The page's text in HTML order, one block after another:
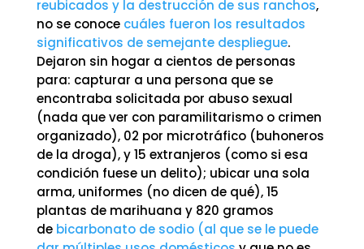
reubicados y la destrucción de sus ranchos,
no se conoce cuáles fueron los resultados
significativos de semejante despliegue.
Dejaron sin hogar a cientos de personas
para: capturar a una persona que se
encontraba solicitada por abuso sexual
(nada que ver con paramilitarismo o crimen
organizado), 02 por microtráfico (buhoneros
de la droga), y 15 extranjeros (como si esa
condición fuese un delito); ubicar una sola
arma, uniformes (no dicen de qué), 15
plantas de marihuana y 820 gramos
de bicarbonato de sodio (al que se le puede